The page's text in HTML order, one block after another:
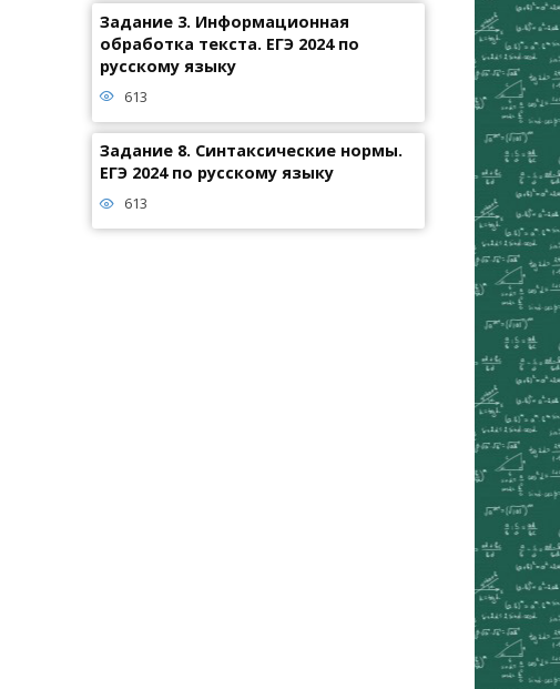
Задание 3. Информационная
обработка текста. ЕГЭ 2024 по
русскому языку
613
Задание 8. Синтаксические нормы.
ЕГЭ 2024 по русскому языку
613